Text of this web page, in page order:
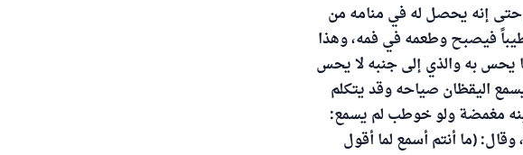
حتى إنه يحصل له في منامه من
فيصبح وطعمه في فمه، وهذا
يحس به والذي إلى جنبه لا يحس
اليقظان صياحه وقد يتكلم
مغمضة ولو خوطب لم يسمع:
(ما أنتم أسمع لما أقول